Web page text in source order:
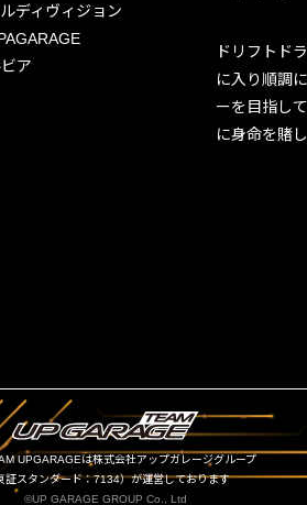
ディヴィジョン
ア
ドリフトド
に入り順調
ーを目指し
に身命を賭
UPGARAGEは株式会社アップガレージグループ
証スタンダード：7134）が運営しております
©UP GARAGE GROUP Co., Ltd